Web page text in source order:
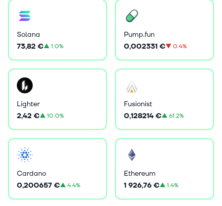
Solana
73,82 €▲1.0%
Pump.fun
0,002331 €▼0.4%
Lighter
2,42 €▲10.0%
Fusionist
0,128214 €▲61.2%
Cardano
0,200657 €▲4.4%
Ethereum
1 926,76 €▲1.4%